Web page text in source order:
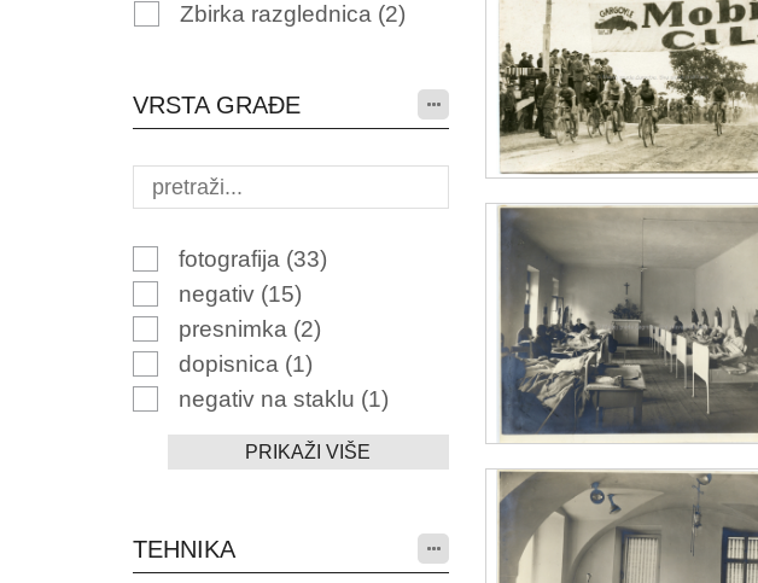
Zbirka razglednica (2)
VRSTA GRAĐE
fotografija (33)
negativ (15)
presnimka (2)
dopisnica (1)
negativ na staklu (1)
PRIKAŽI VIŠE
TEHNIKA